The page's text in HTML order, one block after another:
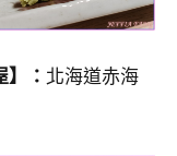
： 北海道赤海